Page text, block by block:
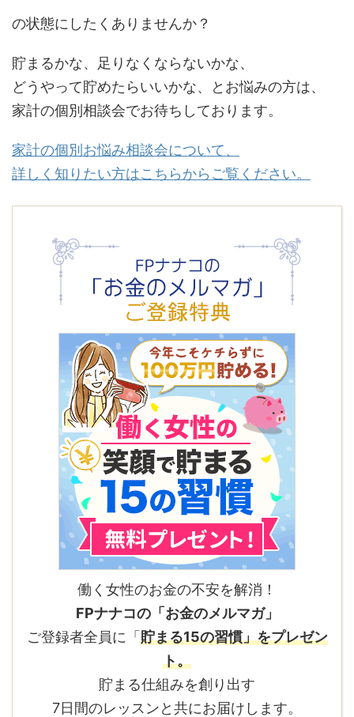
の状態にしたくありませんか？
貯まるかな、足りなくならないかな、
どうやって貯めたらいいかな、とお悩みの方は、
家計の個別相談会でお待ちしております。
家計の個別お悩み相談会について、
詳しく知りたい方はこちらからご覧ください。
働く女性のお金の不安を解消！
FPナナコの「お金のメルマガ」
ご登録者全員に「 貯まる15の習慣」をプレゼン
ト。
貯まる仕組みを創り出す
7日間のレッスンと共にお届けします。